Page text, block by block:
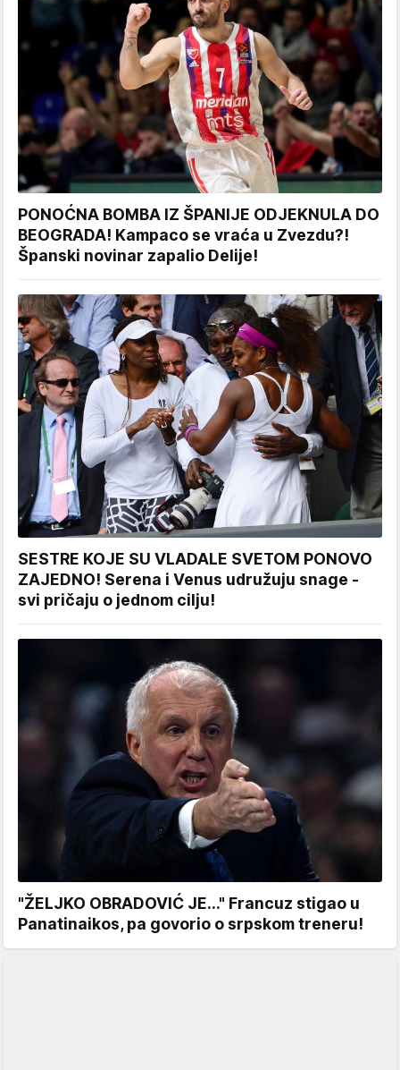
PONOĆNA BOMBA IZ ŠPANIJE ODJEKNULA DO
BEOGRADA! Kampaco se vraća u Zvezdu?!
Španski novinar zapalio Delije!
SESTRE KOJE SU VLADALE SVETOM PONOVO
ZAJEDNO! Serena i Venus udružuju snage -
svi pričaju o jednom cilju!
"ŽELJKO OBRADOVIĆ JE..." Francuz stigao u
Panatinaikos, pa govorio o srpskom treneru!